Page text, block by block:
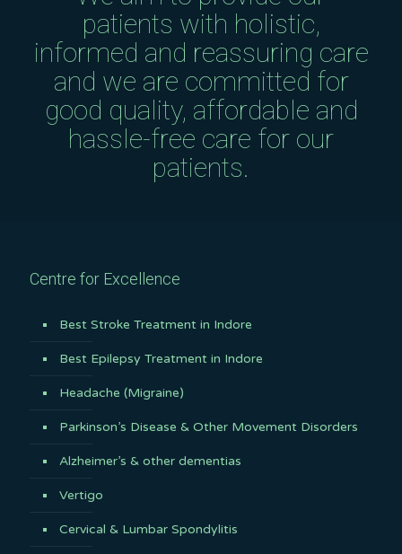
patients with holistic,
informed and reassuring care
and we are committed for
good quality, affordable and
hassle-free care for our
patients.
Centre for Excellence
Best Stroke Treatment in Indore
Best Epilepsy Treatment in Indore
Headache (Migraine)
Parkinson’s Disease & Other Movement Disorders
Alzheimer’s & other dementias
Vertigo
Cervical & Lumbar Spondylitis